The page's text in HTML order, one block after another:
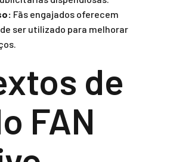
Fãs engajados oferecem
ser utilizado para melhorar
de
FAN